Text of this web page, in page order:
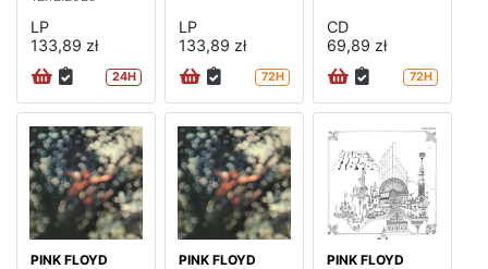
LP
133,89 zł
24H
LP
133,89 zł
72H
CD
69,89 zł
72H
PINK FLOYD
PINK FLOYD
PINK FLOYD